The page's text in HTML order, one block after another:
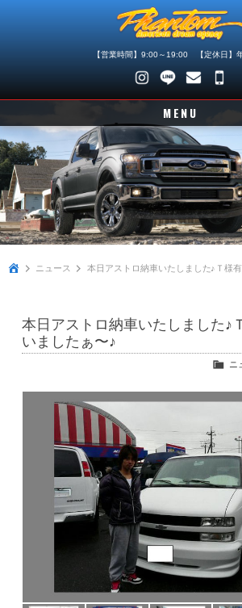
【営業時間】9:00～19:00 【定休日】
MENU
ニュース
在庫車情報
パーツ情報
メンテナンス
買取査定
ニュース 本日アストロ納車いたしました♪Ｔ様
本日アストロ納車いたしました♪
いましたぁ〜♪
ニ